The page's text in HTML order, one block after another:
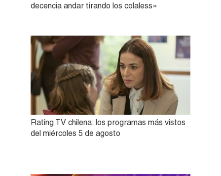
decencia andar tirando los colaless»
Rating TV chilena: los programas más vistos
del miércoles 5 de agosto